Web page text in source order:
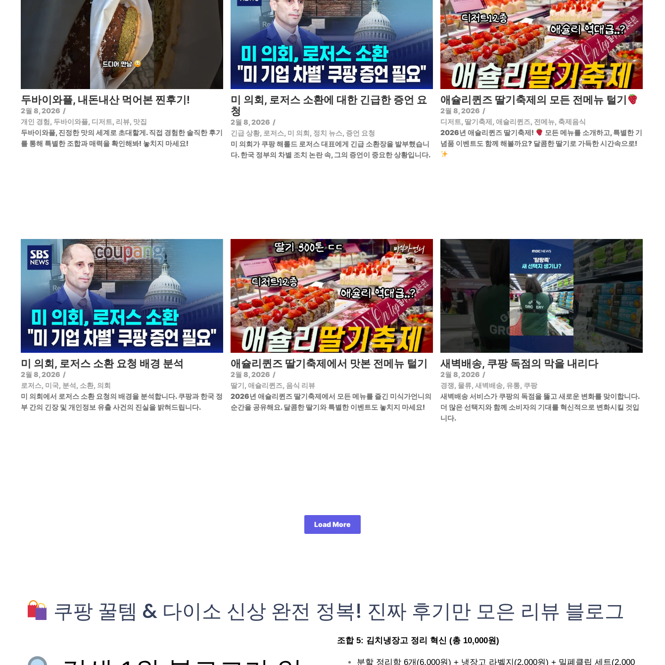
두바이와플, 내돈내산 먹어본 찐후기!
2월 8, 2026 /
개인 경험, 두바이와플, 디저트, 리뷰, 맛집
두바이와플, 진정한 맛의 세계로 초대할게. 직접 경험한 솔직한 후기
를 통해 특별한 조합과 매력을 확인해봐! 놓치지 마세요!
미 의회, 로저스 소환에 대한 긴급한 증언 요
청
2월 8, 2026 /
긴급 상황, 로저스, 미 의회, 정치 뉴스, 증언 요청
미 의회가 쿠팡 해롤드 로저스 대표에게 긴급 소환장을 발부했습니
다. 한국 정부의 차별 조치 논란 속, 그의 증언이 중요한 상황입니다.
애슐리퀸즈 딸기축제의 모든 전메뉴 털기
2월 8, 2026 /
디저트, 딸기축제, 애슐리퀸즈, 전메뉴, 축제음식
2026년 애슐리퀸즈 딸기축제!
모든 메뉴를 소개하고, 특별한 기
념품 이벤트도 함께 해볼까요? 달콤한 딸기로 가득한 시간속으로!
미 의회, 로저스 소환 요청 배경 분석
2월 8, 2026 /
로저스, 미국, 분석, 소환, 의회
미 의회에서 로저스 소환 요청의 배경을 분석합니다. 쿠팡과 한국 정
부 간의 긴장 및 개인정보 유출 사건의 진실을 밝혀드립니다.
애슐리퀸즈 딸기축제에서 맛본 전메뉴 털기
2월 8, 2026 /
딸기, 애슐리퀸즈, 음식 리뷰
2026년 애슐리퀸즈 딸기축제에서 모든 메뉴를 즐긴 미식가언니의
순간을 공유해요. 달콤한 딸기와 특별한 이벤트도 놓치지 마세요!
새벽배송, 쿠팡 독점의 막을 내리다
2월 8, 2026 /
경쟁, 물류, 새벽배송, 유통, 쿠팡
새벽배송 서비스가 쿠팡의 독점을 뚫고 새로운 변화를 맞이합니다.
더 많은 선택지와 함께 소비자의 기대를 혁신적으로 변화시킬 것입
니다.
Load More
쿠팡 꿀템 & 다이소 신상 완전 정복! 진짜 후기만 모은 리뷰 블로그
조합 5: 김치냉장고 정리 혁신 (총 10,000원)
분할 정리함 6개(6,000원) + 냉장고 라벨지(2,000원) + 밀폐클립 세트(2,000